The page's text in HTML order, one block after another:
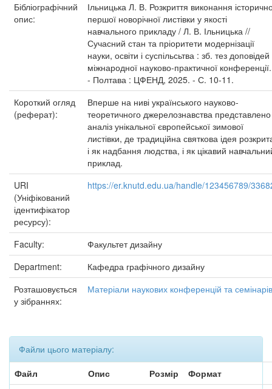
Бібліографічний
опис:
Ільницька Л. В. Розкриття виконання
першої новорічної листівки у якості
навчального прикладу / Л. В. Ільницька //
Сучасний стан та пріоритети модернізації
науки, освіти і суспільсьтва : зб. тез доповідей
міжнародної науково-практичної конференції.
- Полтава : ЦФЕНД, 2025. - С. 10-11.
Короткий огляд
(реферат):
Вперше на ниві українського науково-
теоретичного джерелознавства представлено
аналіз унікальної європейської зимової
листівки, де традиційна святкова ідея
і як надбання людства, і як цікавий
приклад.
URI
(Уніфікований
ідентифікатор
ресурсу):
https://er.knutd.edu.ua/handle/123456789/
Faculty:
Факультет дизайну
Department:
Кафедра графічного дизайну
Розташовується
у зібраннях:
Матеріали наукових конференцій та семінарів
Файли цього матеріалу:
Файл
Опис Розмір
Формат